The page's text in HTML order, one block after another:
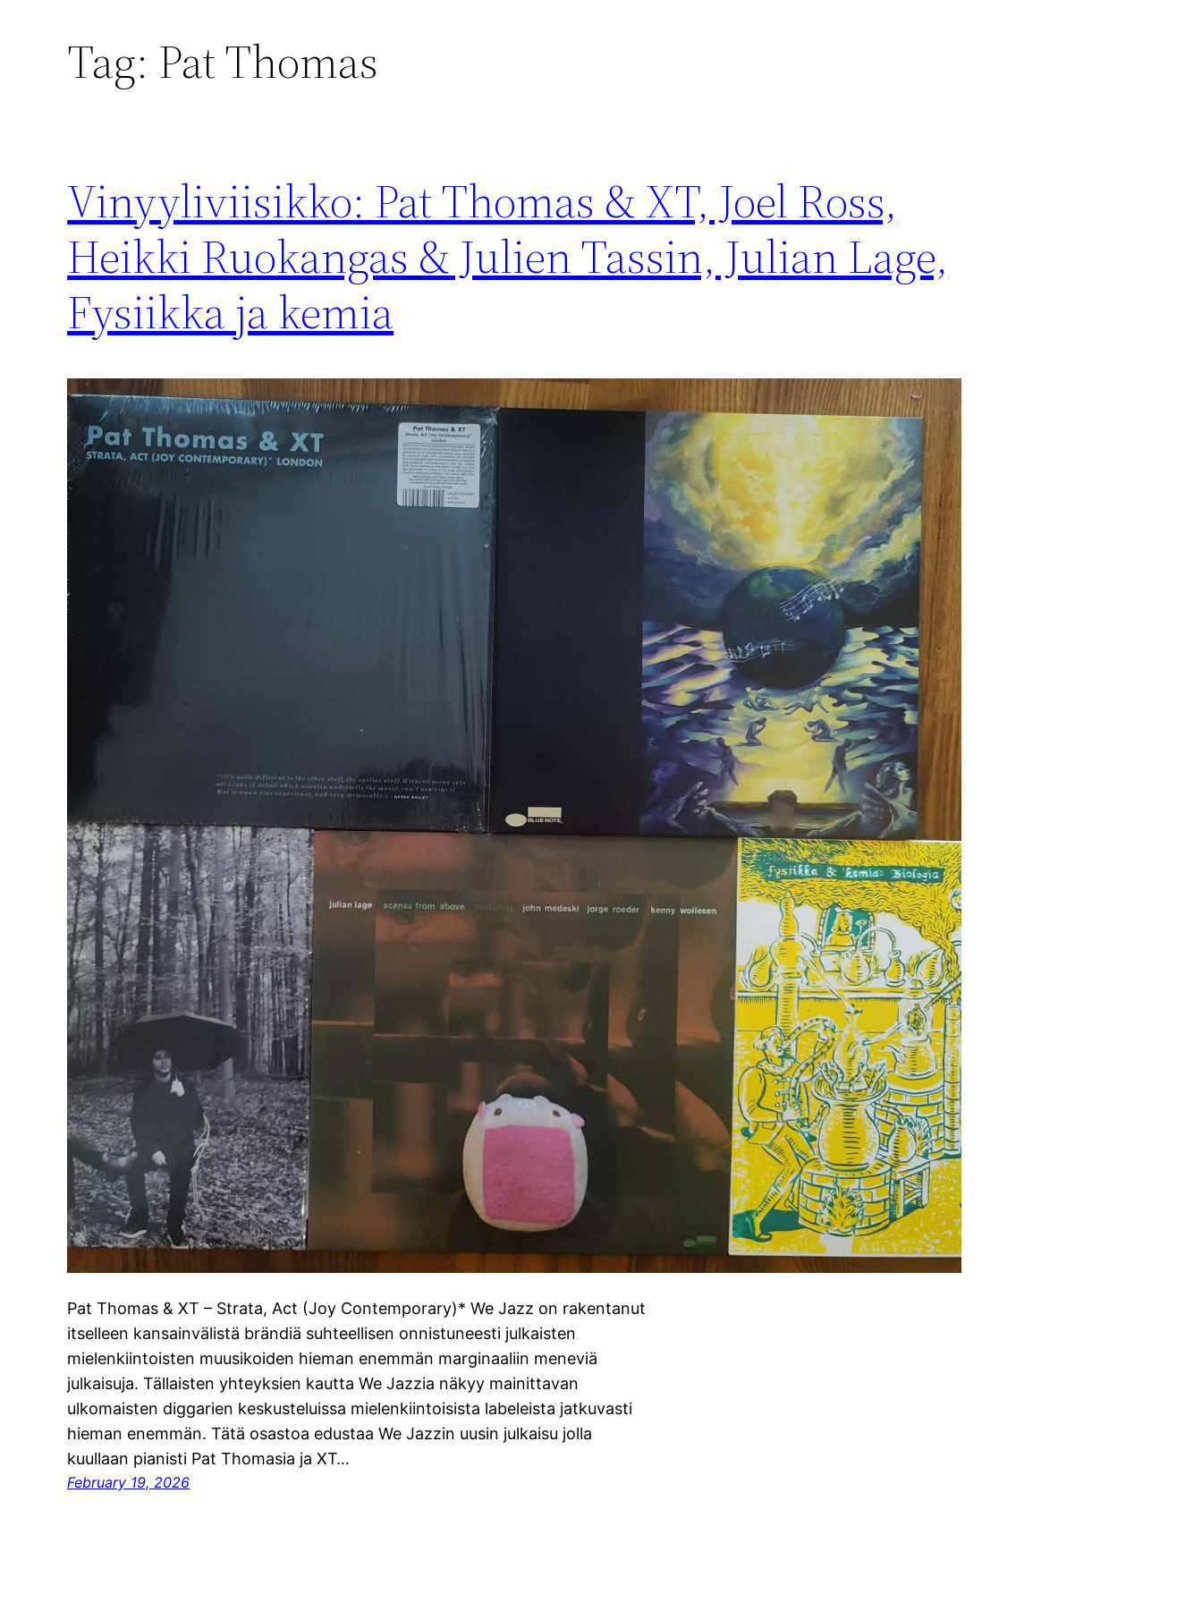
Tag: Pat Thomas
Vinyyliviisikko: Pat Thomas & XT, Joel Ross,
Heikki Ruokangas & Julien Tassin, Julian Lage,
Fysiikka ja kemia
Pat Thomas & XT – Strata, Act (Joy Contemporary)* We Jazz on rakentanut
itselleen kansainvälistä brändiä suhteellisen onnistuneesti julkaisten
mielenkiintoisten muusikoiden hieman enemmän marginaaliin meneviä
julkaisuja. Tällaisten yhteyksien kautta We Jazzia näkyy mainittavan
ulkomaisten diggarien keskusteluissa mielenkiintoisista labeleista jatkuvasti
hieman enemmän. Tätä osastoa edustaa We Jazzin uusin julkaisu jolla
kuullaan pianisti Pat Thomasia ja XT…
February 19, 2026